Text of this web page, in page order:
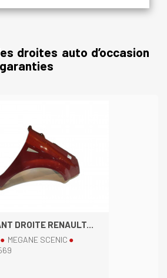
droites auto d’occasion
DROITE RENAULT...
MEGANE SCENIC